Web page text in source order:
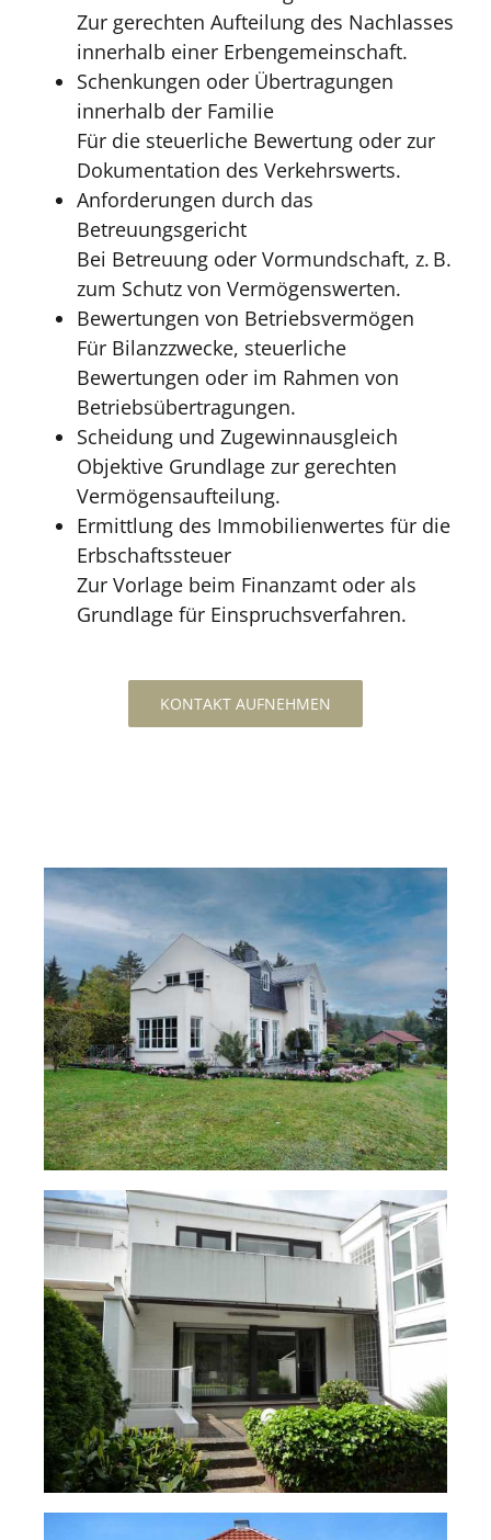
Zur gerechten Aufteilung des Nachlasses
innerhalb einer Erbengemeinschaft.
Schenkungen oder Übertragungen
innerhalb der Familie
Für die steuerliche Bewertung oder zur
Dokumentation des Verkehrswerts.
Anforderungen durch das
Betreuungsgericht
Bei Betreuung oder Vormundschaft, z. B.
zum Schutz von Vermögenswerten.
Bewertungen von Betriebsvermögen
Für Bilanzzwecke, steuerliche
Bewertungen oder im Rahmen von
Betriebsübertragungen.
Scheidung und Zugewinnausgleich
Objektive Grundlage zur gerechten
Vermögensaufteilung.
Ermittlung des Immobilienwertes für die
Erbschaftssteuer
Zur Vorlage beim Finanzamt oder als
Grundlage für Einspruchsverfahren.
KONTAKT AUFNEHMEN